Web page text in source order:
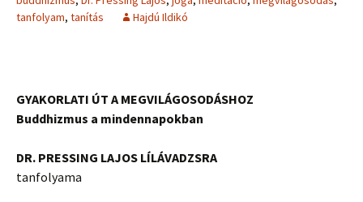
tanfolyam, tanítás Hajdú Ildikó
GYAKORLATI ÚT A MEGVILÁGOSODÁSHOZ
Buddhizmus a mindennapokban
DR. PRESSING LAJOS LÍLÁVADZSRA
tanfolyama